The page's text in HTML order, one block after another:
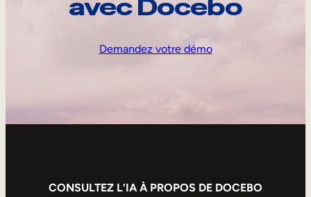
avec Docebo
Demandez votre démo
CONSULTEZ L’IA À PROPOS DE DOCEBO